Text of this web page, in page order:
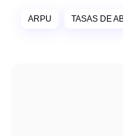
ARPU TASAS DE